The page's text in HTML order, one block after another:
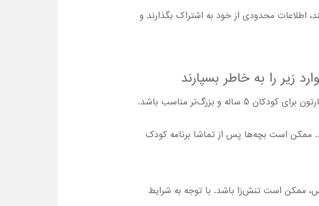
اطلاعات محدودی از خود به‌ اشتراک بگذارند و
بزرگ‌تر مناسب باشد.
ممکن است بچه‌ها پس از تماشا برنامه کودک
ممکن است تنش‌زا باشد. با توجه به شرایط